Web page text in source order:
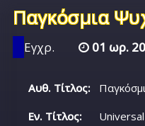
Παγκόσμια
Εγχρ. 01 ωρ.
Αυθ. Τίτλος:
Εν. Τίτλος: